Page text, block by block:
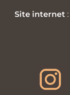
Site internet :